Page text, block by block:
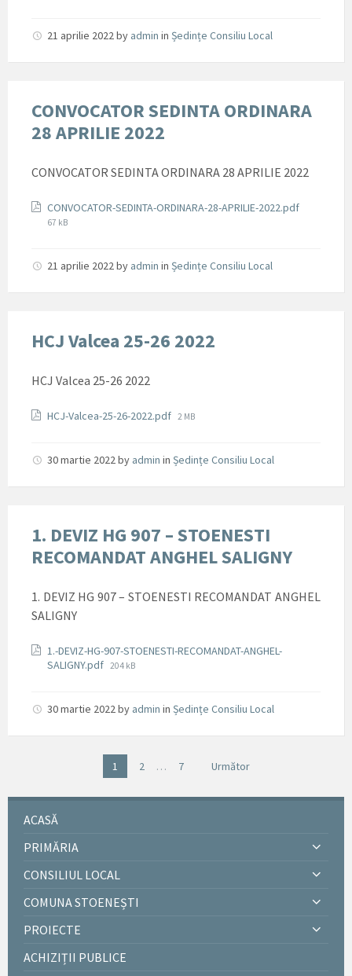
21 aprilie 2022by admin in Ședințe Consiliu Local
CONVOCATOR SEDINTA ORDINARA
28 APRILIE 2022
CONVOCATOR SEDINTA ORDINARA 28 APRILIE 2022
Documente
CONVOCATOR-SEDINTA-ORDINARA-28-APRILIE-2022.pdf
67 kB
21 aprilie 2022by admin in Ședințe Consiliu Local
HCJ Valcea 25-26 2022
HCJ Valcea 25-26 2022
Documente
HCJ-Valcea-25-26-2022.pdf File
2 MB
30 martie 2022by admin in Ședințe Consiliu Local
1. DEVIZ HG 907 – STOENESTI
RECOMANDAT ANGHEL SALIGNY
1. DEVIZ HG 907 – STOENESTI RECOMANDAT ANGHEL
SALIGNY
Documente
1.-DEVIZ-HG-907-STOENESTI-RECOMANDAT-ANGHEL-
SALIGNY.pdf File
204 kB
30 martie 2022by admin in Ședințe Consiliu Local
articole
1 2 … 7 Următor
ACASĂ
PRIMĂRIA
CONSILIUL LOCAL
COMUNA STOENEȘTI
PROIECTE
ACHIZIȚII PUBLICE